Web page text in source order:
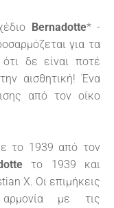
Bernadotte* -
για τα
ότι δε είναι ποτέ
αισθητική! Ένα
από τον οίκο
το 1939 από τον
το 1939 και
X. Οι επιμήκεις
με τις